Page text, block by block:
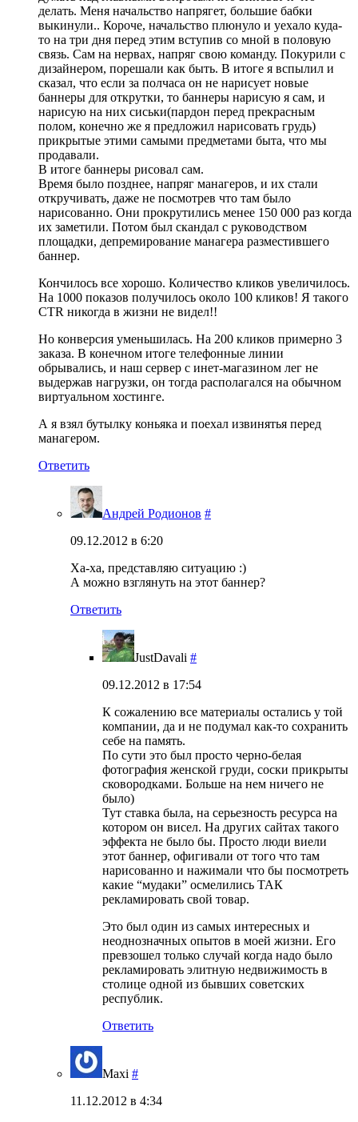
делать. Меня начальство напрягет, большие бабки
выкинули.. Короче, начальство плюнуло и уехало куда-
то на три дня перед этим вступив со мной в половую
связь. Сам на нервах, напряг свою команду. Покурили с
дизайнером, порешали как быть. В итоге я вспылил и
сказал, что если за полчаса он не нарисует новые
баннеры для открутки, то баннеры нарисую я сам, и
нарисую на них сиськи(пардон перед прекрасным
полом, конечно же я предложил нарисовать грудь)
прикрытые этими самыми предметами быта, что мы
продавали.
В итоге баннеры рисовал сам.
Время было позднее, напряг манагеров, и их стали
откручивать, даже не посмотрев что там было
нарисованно. Они прокрутились менее 150 000 раз когда
их заметили. Потом был скандал с руководством
площадки, депремирование манагера разместившего
баннер.
Кончилось все хорошо. Количество кликов увеличилось.
На 1000 показов получилось около 100 кликов! Я такого
CTR никогда в жизни не видел!!
Но конверсия уменьшилась. На 200 кликов примерно 3
заказа. В конечном итоге телефонные линии
обрывались, и наш сервер с инет-магазином лег не
выдержав нагрузки, он тогда располагался на обычном
виртуальном хостинге.
А я взял бутылку коньяка и поехал извинятья перед
манагером.
Ответить
Андрей Родионов #
09.12.2012 в 6:20
Ха-ха, представляю ситуацию :)
А можно взглянуть на этот баннер?
Ответить
JustDavali #
09.12.2012 в 17:54
К сожалению все материалы остались у той
компании, да и не подумал как-то сохранить
себе на память.
По сути это был просто черно-белая
фотография женской груди, соски прикрыты
сковородками. Больше на нем ничего не
было)
Тут ставка была, на серьезность ресурса на
котором он висел. На других сайтах такого
эффекта не было бы. Просто люди виели
этот баннер, офигивали от того что там
нарисованно и нажимали что бы посмотреть
какие “мудаки” осмелились ТАК
рекламировать свой товар.
Это был один из самых интересных и
неоднозначных опытов в моей жизни. Его
превзошел только случай когда надо было
рекламировать элитную недвижимость в
столице одной из бывших советских
республик.
Ответить
Maxi #
11.12.2012 в 4:34